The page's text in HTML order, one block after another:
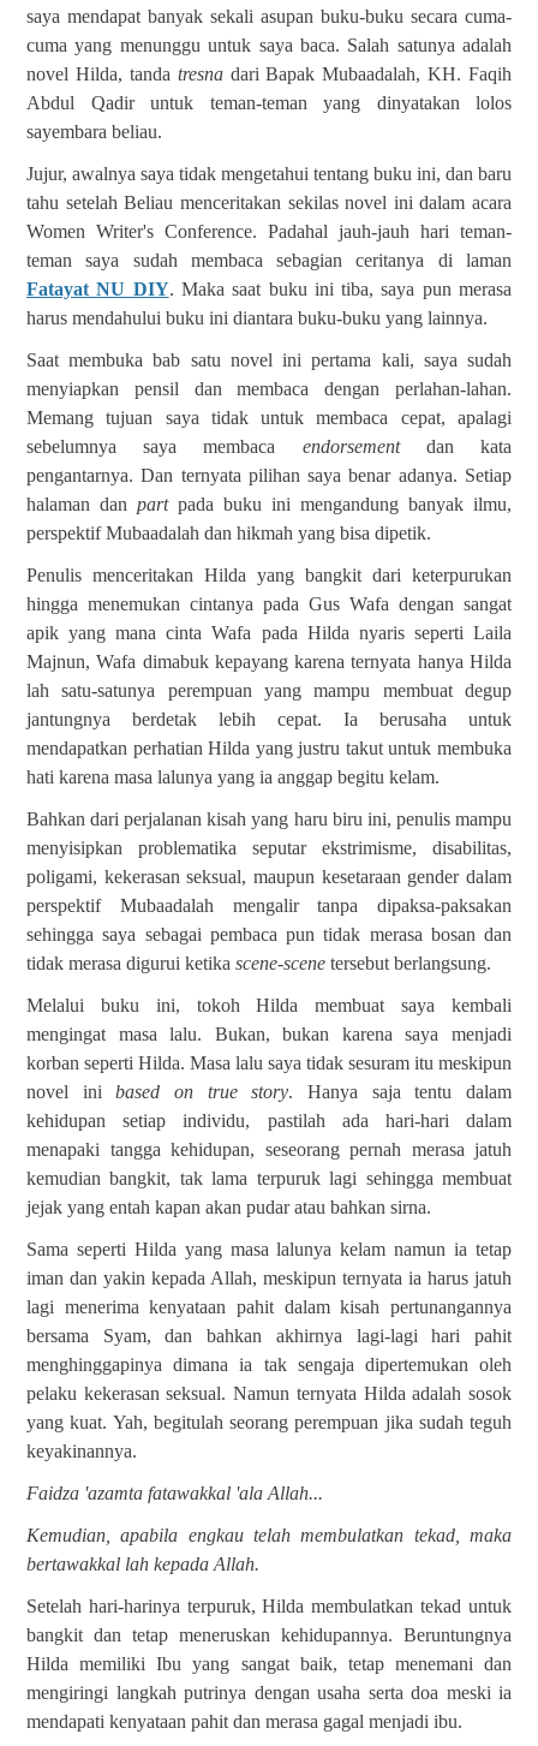
saya mendapat banyak sekali asupan buku-buku secara cuma-
cuma yang menunggu untuk saya baca. Salah satunya adalah
novel Hilda, tanda tresnadari Bapak Mubaadalah, KH. Faqih
Abdul Qadir untuk teman-teman yang dinyatakan lolos
sayembara beliau.
Jujur, awalnya saya tidak mengetahui tentang buku ini, dan baru
tahu setelah Beliau menceritakan sekilas novel ini dalam acara
Women Writer's Conference. Padahal jauh-jauh hari teman-
teman saya sudah membaca sebagian ceritanya di laman
Fatayat NU DIY. Maka saat buku ini tiba, saya pun merasa
harus mendahului buku ini diantara buku-buku yang lainnya.
Saat membuka bab satu novel ini pertama kali, saya sudah
menyiapkan pensil dan membaca dengan perlahan-lahan.
Memang tujuan saya tidak untuk membaca cepat, apalagi
sebelumnya saya membaca endorsement dan kata
pengantarnya. Dan ternyata pilihan saya benar adanya. Setiap
halaman dan part pada buku ini mengandung banyak ilmu,
perspektif Mubaadalah dan hikmah yang bisa dipetik.
Penulis menceritakan Hilda yang bangkit dari keterpurukan
hingga menemukan cintanya pada Gus Wafa dengan sangat
apik yang mana cinta Wafa pada Hilda nyaris seperti Laila
Majnun, Wafa dimabuk kepayang karena ternyata hanya Hilda
lah satu-satunya perempuan yang mampu membuat degup
jantungnya berdetak lebih cepat. Ia berusaha untuk
mendapatkan perhatian Hilda yang justru takut untuk membuka
hati karena masa lalunya yang ia anggap begitu kelam.
Bahkan dari perjalanan kisah yang haru biru ini, penulis mampu
menyisipkan problematika seputar ekstrimisme, disabilitas,
poligami, kekerasan seksual, maupun kesetaraan gender dalam
perspektif Mubaadalah mengalir tanpa dipaksa-paksakan
sehingga saya sebagai pembaca pun tidak merasa bosan dan
tidak merasa digurui ketika scene-scene tersebut berlangsung.
Melalui buku ini, tokoh Hilda membuat saya kembali
mengingat masa lalu. Bukan, bukan karena saya menjadi
korban seperti Hilda. Masa lalu saya tidak sesuram itu meskipun
novel inibased on true story. Hanya saja tentu dalam
kehidupan setiap individu, pastilah ada hari-hari dalam
menapaki tangga kehidupan, seseorang pernah merasa jatuh
kemudian bangkit, tak lama terpuruk lagi sehingga membuat
jejak yang entah kapan akan pudar atau bahkan sirna.
Sama seperti Hilda yang masa lalunya kelam namun ia tetap
iman dan yakin kepada Allah, meskipun ternyata ia harus jatuh
lagi menerima kenyataan pahit dalam kisah pertunangannya
bersama Syam, dan bahkan akhirnya lagi-lagi hari pahit
menghinggapinya dimana ia tak sengaja dipertemukan oleh
pelaku kekerasan seksual. Namun ternyata Hilda adalah sosok
yang kuat. Yah, begitulah seorang perempuan jika sudah teguh
keyakinannya.
Faidza 'azamta fatawakkal 'ala Allah...
Kemudian, apabila engkau telah membulatkan tekad, maka
bertawakkal lah kepada Allah.
Setelah hari-harinya terpuruk, Hilda membulatkan tekad untuk
bangkit dan tetap meneruskan kehidupannya. Beruntungnya
Hilda memiliki Ibu yang sangat baik, tetap menemani dan
mengiringi langkah putrinya dengan usaha serta doa meski ia
mendapati kenyataan pahit dan merasa gagal menjadi ibu.